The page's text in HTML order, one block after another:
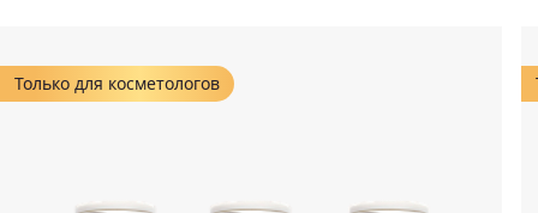
Только для косметологов